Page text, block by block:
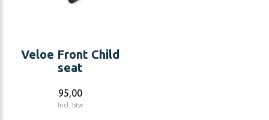
Veloe Front Child
seat
95,00
Incl. btw